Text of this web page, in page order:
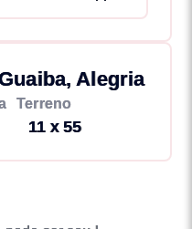
Alegria
Terreno
11 x 55